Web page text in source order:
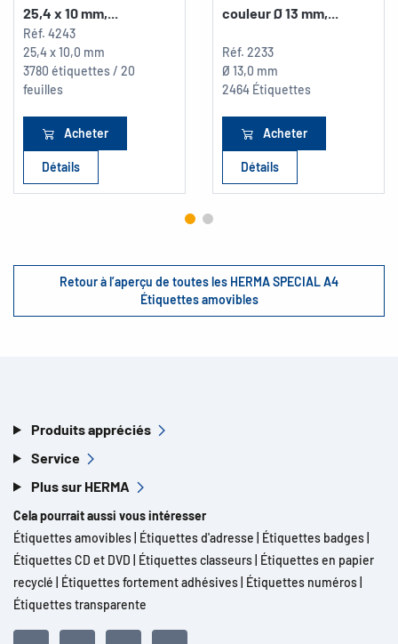
25,4 x 10 mm,...
Réf. 4243
25,4 x 10,0 mm
3780 étiquettes / 20
feuilles
Acheter
Détails
couleur Ø 13 mm,...
Réf. 2233
Ø 13,0 mm
2464 Étiquettes
Acheter
Détails
Retour à l’aperçu de toutes les HERMA SPECIAL A4
Étiquettes amovibles
Produits appréciés
Service
Plus sur HERMA
Cela pourrait aussi vous intéresser
Étiquettes amovibles Étiquettes d'adresse Étiquettes badges
Étiquettes CD et DVD
Étiquettes classeurs Étiquettes en papier
recyclé
Étiquettes fortement adhésives Étiquettes numéros
Étiquettes transparente